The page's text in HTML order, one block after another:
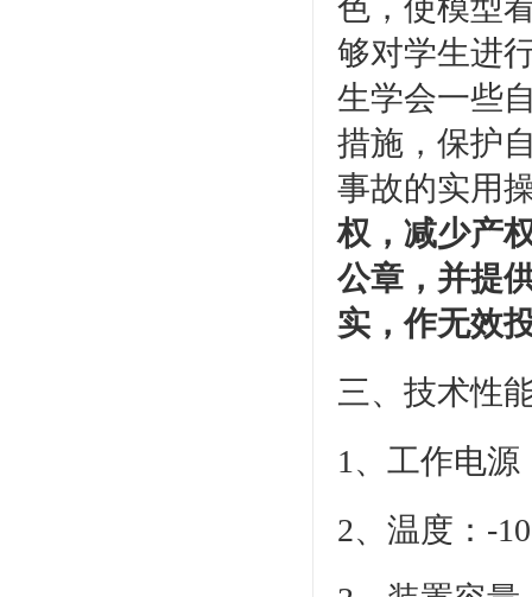
色，使模型
够对学生进
生学会一些
措施，保护
事故的实用
权，减少产
公章，并提
实，作无效
三、技术性
1、工作电
2、温度：-